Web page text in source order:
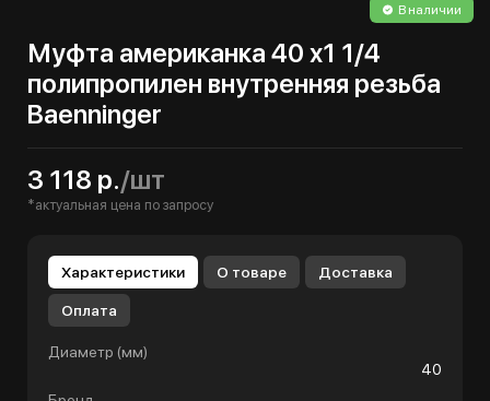
В наличии
Муфта американка 40 х1 1/4
полипропилен внутренняя резьба
Baenninger
3 118 р./шт
*актуальная цена по запросу
Характеристики О товаре Доставка
Оплата
Диаметр (мм)
40